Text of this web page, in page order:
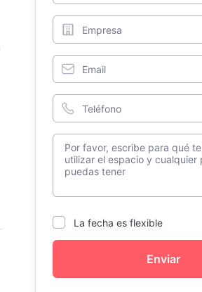
La fecha es flexible
Enviar